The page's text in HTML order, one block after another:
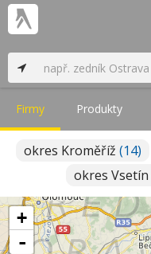
Firmy Produkty
okres Kroměříž (14)
okres Vsetín
+
-